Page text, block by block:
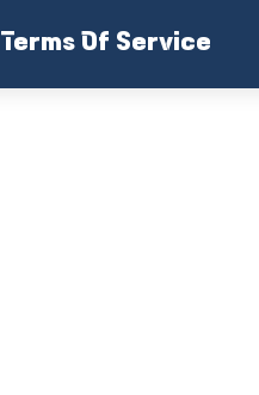
Terms Of Service